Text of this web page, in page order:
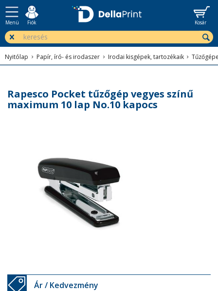
Menü Fiók Kosár
Nyitólap Papír, író- és irodaszer Irodai kisgépek, tartozékaik
Rapesco Pocket tűzőgép vegyes színű
maximum 10 lap No.10 kapocs
Ár / Kedvezmény